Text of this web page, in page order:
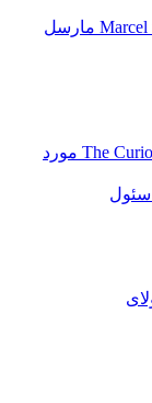
دانلود فیلم Marcel the Shell with Shoes On 2021 مارسل
دانلود فیلم The Curious Case of Dolphin Bay 2022 مورد